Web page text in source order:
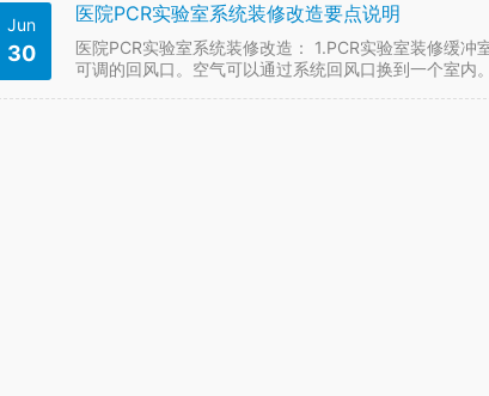
Jun
30
医院PCR实验室系统装修改造要点说明
医院PCR实验室系统装修改造： 1.PCR实验室装修缓
可调的回风口。空气可以通过系统回风口换到一个室内